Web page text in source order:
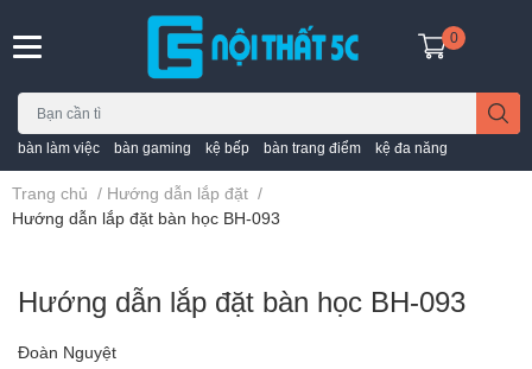
bàn làm việc bàn gaming kệ bếp bàn trang điểm kệ đa năng
0
Trang chủ / Hướng dẫn lắp đặt /
Hướng dẫn lắp đặt bàn học BH-093
Hướng dẫn lắp đặt bàn học BH-093
Đoàn Nguyệt